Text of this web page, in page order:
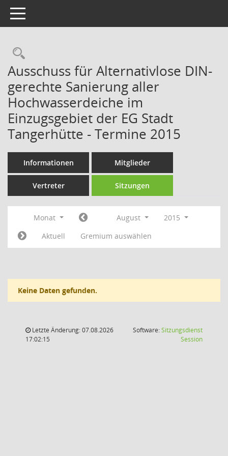
Toggle navigation
Rechercheauswahl
Ausschuss für Alternativlose DIN-
gerechte Sanierung aller
Hochwasserdeiche im
Einzugsgebiet der EG Stadt
Tangerhütte - Termine 2015
Informationen Mitglieder
Vertreter Sitzungen
Monat August
2015
Aktuell
Gremium auswählen
Keine Daten gefunden.
Letzte Änderung: 07.08.2026
17:02:15
Software:Sitzungsdienst
Session(Wird in